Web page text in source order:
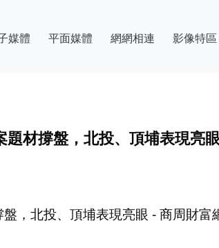
媒體 平面媒體 網網相連 影像特區
材撐盤，北投、頂埔表現亮
，北投、頂埔表現亮眼 - 商周財富